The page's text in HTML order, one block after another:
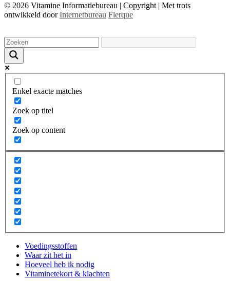
© 2026 Vitamine Informatiebureau | Copyright | Met trots
ontwikkeld doorInternetbureau Flerque
Enkel exacte matches
Zoek op titel
Zoek op content
Voedingsstoffen
Waar zit het in
Hoeveel heb ik nodig
Vitaminetekort & klachten